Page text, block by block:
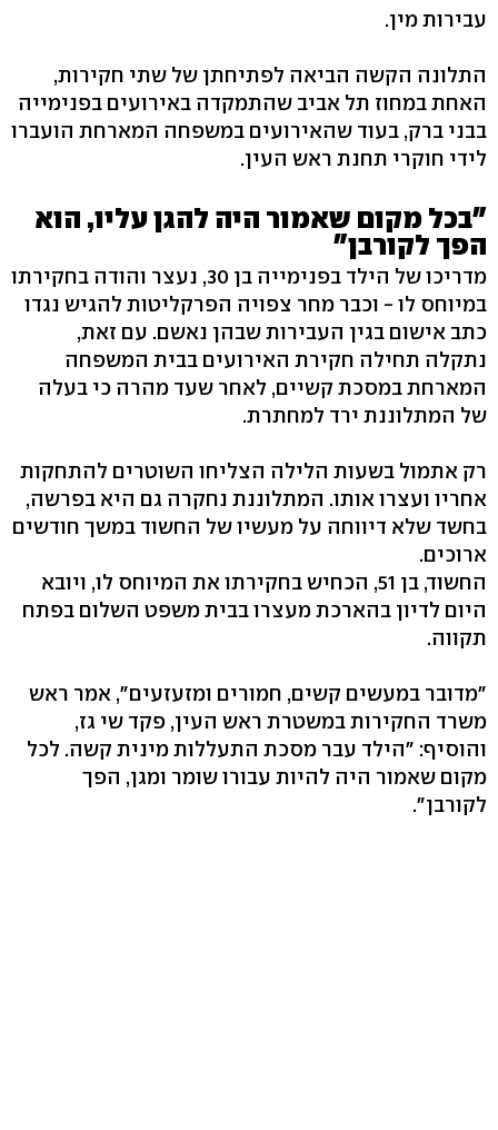
עבירות מין.
התלונה הקשה הביאה לפתיחתן של שתי חקירות,
האחת במחוז תל אביב שהתמקדה באירועים בפנימייה
בבני ברק, בעוד שהאירועים במשפחה המארחת הועברו
לידי חוקרי תחנת ראש העין.
"בכל מקום שאמור היה להגן עליו, הוא
הפך לקורבן"
מדריכו של הילד בפנימייה בן 30, נעצר והודה בחקירתו
במיוחס לו - וכבר מחר צפויה הפרקליטות להגיש נגדו
כתב אישום בגין העבירות שבהן נאשם. עם זאת,
נתקלה תחילה חקירת האירועים בבית המשפחה
המארחת במסכת קשיים, לאחר שעד מהרה כי בעלה
של המתלוננת ירד למחתרת.
רק אתמול בשעות הלילה הצליחו השוטרים להתחקות
אחריו ועצרו אותו. המתלוננת נחקרה גם היא בפרשה,
בחשד שלא דיווחה על מעשיו של החשוד במשך חודשים
ארוכים.
החשוד, בן 51, הכחיש בחקירתו את המיוחס לו, ויובא
היום לדיון בהארכת מעצרו בבית משפט השלום בפתח
תקווה.
"מדובר במעשים קשים, חמורים ומזעזעים", אמר ראש
משרד החקירות במשטרת ראש העין, פקד שי גז,
והוסיף: "הילד עבר מסכת התעללות מינית קשה. לכל
מקום שאמור היה להיות עבורו שומר ומגן, הפך
לקורבן".